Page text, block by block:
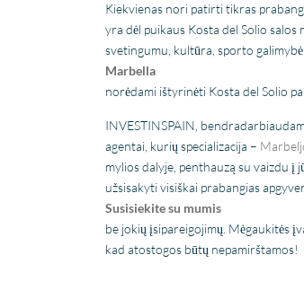
Kiekvienas nori patirti tikras
yra dėl puikaus Kosta del Solio
svetingumu, kultūra, sporto
Marbella
norėdami ištyrinėti Kosta del Solio
INVESTINSPAIN,
agentai, kurių specializacija –
mylios dalyje, penthauzą su vaizdu į
užsisakyti visiškai prabangias
Susisiekite su mumis
be jokių įsipareigojimų. Mėgaukitės
kad atostogos būtų nepamirštamos!